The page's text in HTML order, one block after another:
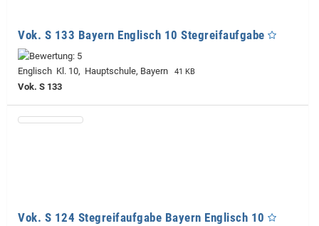
Vok. S 133 Bayern Englisch 10 Stegreifaufgabe
Englisch Kl. 10, Hauptschule, Bayern 41 KB
Vok. S 133
Vok. S 124 Stegreifaufgabe Bayern Englisch 10